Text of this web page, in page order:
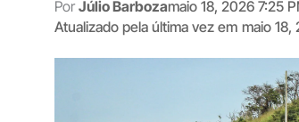
Por Júlio Barbozamaio 18, 2026 7:25
Atualizado pela última vez em maio 18,